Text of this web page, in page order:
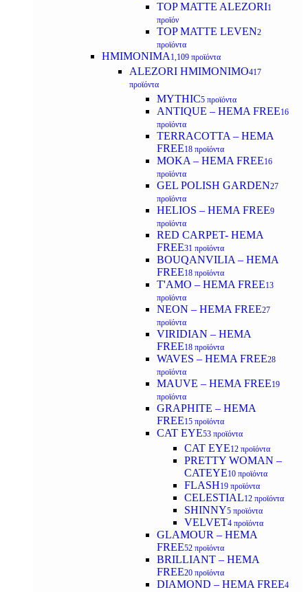
TOP MATTE ALEZORI1
προϊόν
TOP MATTE LEVEN2
προϊόντα
ΗΜΙΜΟΝΙΜΑ 1,109 προϊόντα
ALEZORI ΗΜΙΜΟΝΙΜΟ417
προϊόντα
MYTHIC5 προϊόντα
ANTIQUE – HEMA FREE16
προϊόντα
TERRACOTTA – HEMA
FREE18 προϊόντα
MOKA – HEMA FREE16
προϊόντα
GEL POLISH GARDEN27
προϊόντα
HELIOS – HEMA FREE9
προϊόντα
RED CARPET- HEMA
FREE31 προϊόντα
BOUQANVILIA – HEMA
FREE18 προϊόντα
T'AMO – HEMA FREE13
προϊόντα
NEON – HEMA FREE27
προϊόντα
VIRIDIAN – HEMA
FREE18 προϊόντα
WAVES – HEMA FREE28
προϊόντα
MAUVE – HEMA FREE19
προϊόντα
GRAPHITE – HEMA
FREE15 προϊόντα
CAT EYE53 προϊόντα
CAT EYE12 προϊόντα
PRETTY WOMAN –
CATEYE10 προϊόντα
FLASH19 προϊόντα
CELESTIAL12 προϊόντα
SHINNY5 προϊόντα
VELVET4 προϊόντα
GLAMOUR – HEMA
FREE52 προϊόντα
BRILLIANT – HEMA
FREE20 προϊόντα
DIAMOND – HEMA FREE4